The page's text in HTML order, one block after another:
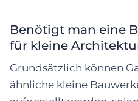
Benötigt man eine
für kleine
Grundsätzlich können
ähnliche kleine